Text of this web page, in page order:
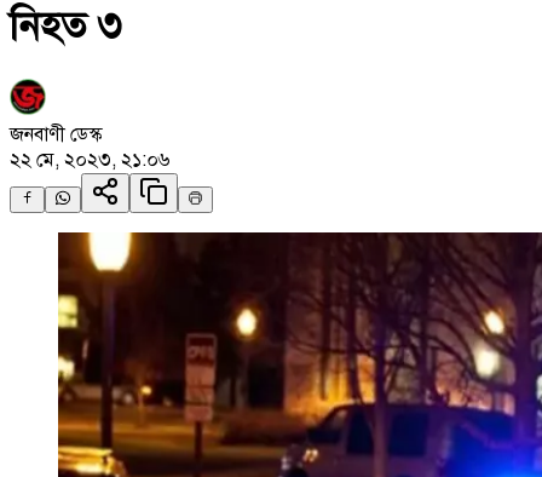
নিহত ৩
জনবাণী ডেস্ক
২২ মে, ২০২৩, ২১:০৬